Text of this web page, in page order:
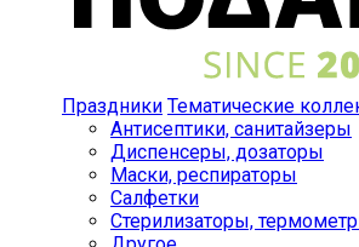
Праздники Тематические
Антисептики, санитайзеры
Диспенсеры, дозаторы
Маски, респираторы
Салфетки
Стерилизаторы,